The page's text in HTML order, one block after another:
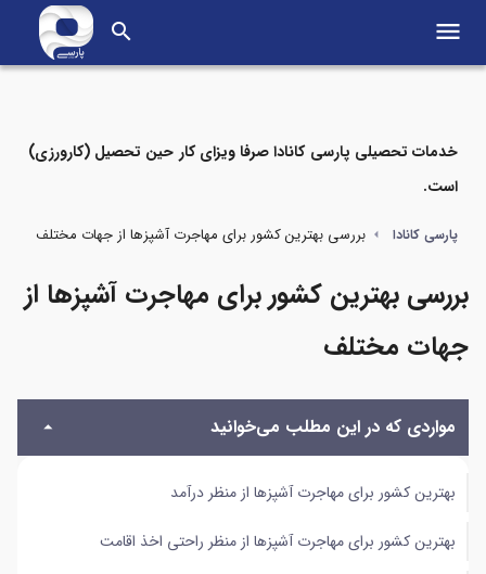
search menu
مواردی که در این مطلب می‌خوانید
بهترین کشور برای مهاجرت آشپزها از منظر درآمد
بهترین کشور برای مهاجرت آشپزها از منظر راحتی اخذ اقامت
خدمات تحصیلی پارسی کانادا صرفا ویزای کار حین تحصیل (کارورزی)
است.
پارسی کانادا بررسی بهترین کشور برای مهاجرت آشپزها از جهات مختلف
بررسی بهترین کشور برای مهاجرت آشپزها از
جهات مختلف
مواردی که در این مطلب می‌خوانید
بهترین کشور برای مهاجرت آشپزها از منظر درآمد
بهترین کشور برای مهاجرت آشپزها از منظر راحتی اخذ اقامت